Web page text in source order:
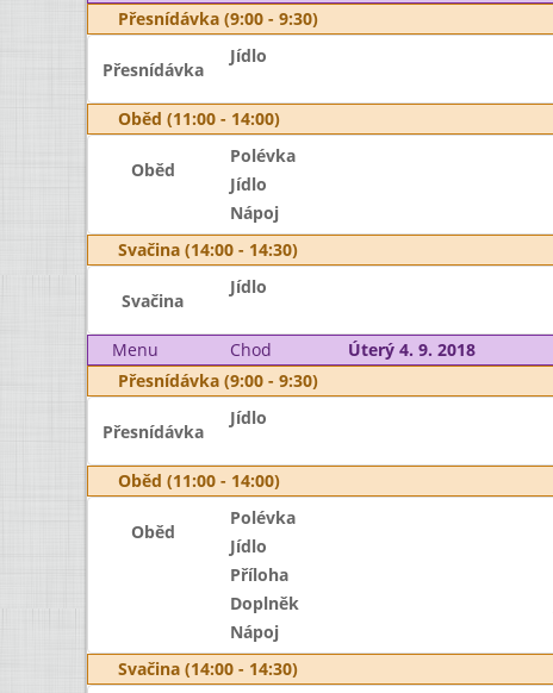
Přesnídávka (9:00 - 9:30)
Přesnídávka
Jídlo
Oběd (11:00 - 14:00)
Oběd
Polévka
Jídlo
Nápoj
Svačina (14:00 - 14:30)
Svačina
Jídlo
Menu Chod Úterý 4. 9. 2018
Přesnídávka (9:00 - 9:30)
Přesnídávka
Jídlo
Oběd (11:00 - 14:00)
Oběd
Polévka
Jídlo
Příloha
Doplněk
Nápoj
Svačina (14:00 - 14:30)